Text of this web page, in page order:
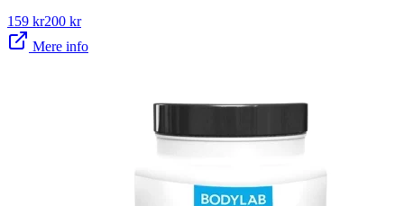
159 kr200 kr
Mere info